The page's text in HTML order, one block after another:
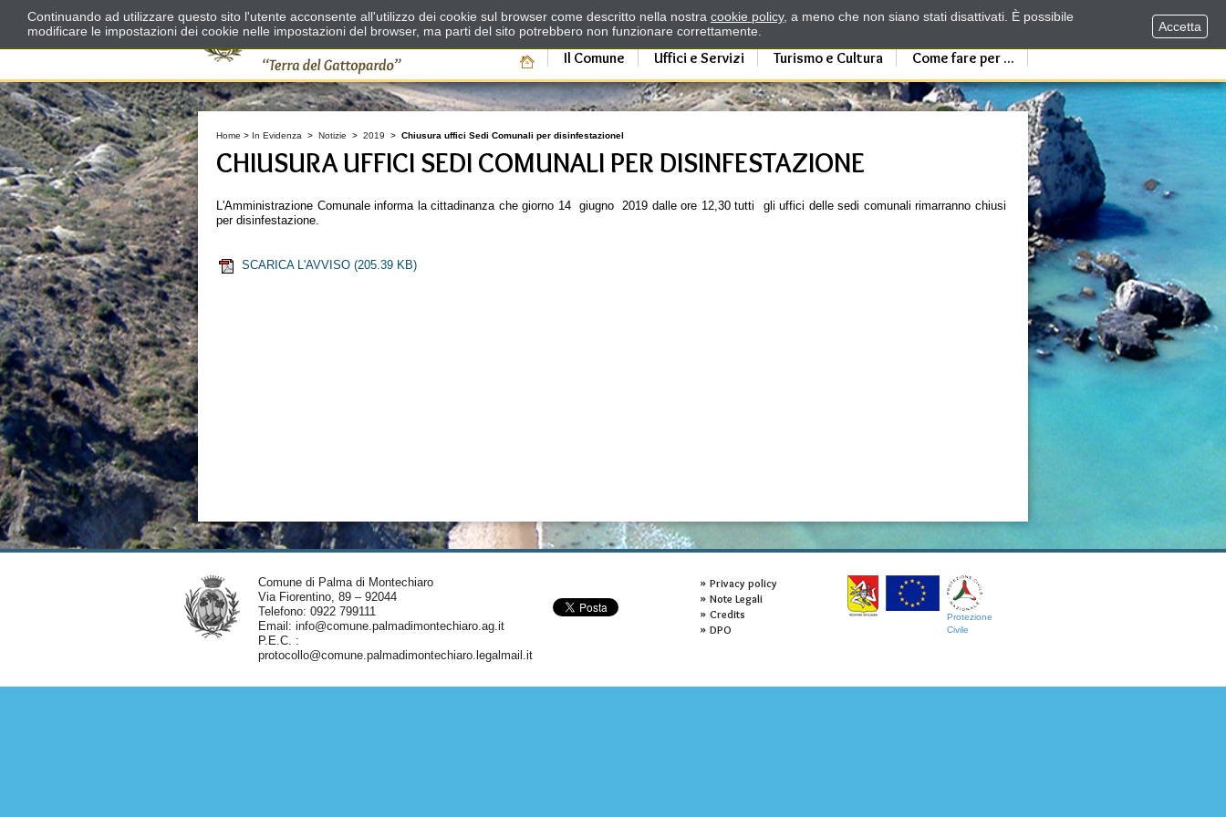
Il Comune Uffici e Servizi Turismo e Cultura Come fare per ...
Home > In Evidenza > Notizie > 2019 > Chiusura uffici Sedi Comunali per disinfestazionel
CHIUSURA UFFICI SEDI COMUNALI PER DISINFESTAZIONE
L'Amministrazione Comunale informa la cittadinanza che giorno 14 giugno 2019 dalle ore 12,30 tutti gli uffici delle sedi comunali rimarranno chiusi
per disinfestazione.
SCARICA L'AVVISO (205.39 KB)
Comune di Palma di Montechiaro
Via Fiorentino, 89 – 92044
Telefono: 0922 799111
Email: info@comune.palmadimontechiaro.ag.it
P.E.C. :
protocollo@comune.palmadimontechiaro.legalmail.it
Privacy policy
Note Legali
Credits
DPO
Protezione
Civile
Continuando ad utilizzare questo sito l'utente acconsente all'utilizzo dei cookie sul browser come descritto nella nostra cookie policy, a meno che non siano stati disattivati. È possibile
modificare le impostazioni dei cookie nelle impostazioni del browser, ma parti del sito potrebbero non funzionare correttamente.
Accetta